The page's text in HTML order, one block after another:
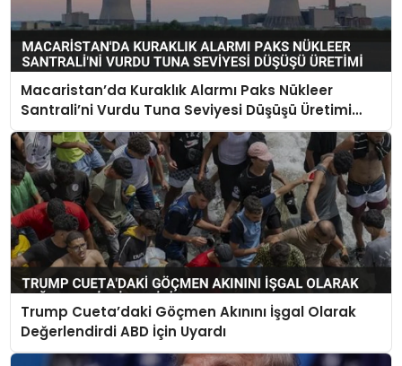
Macaristan’da Kuraklık Alarmı Paks Nükleer
Santrali’ni Vurdu Tuna Seviyesi Düşüşü Üretimi
Durdurdu
Trump Cueta’daki Göçmen Akınını İşgal Olarak
Değerlendirdi ABD İçin Uyardı